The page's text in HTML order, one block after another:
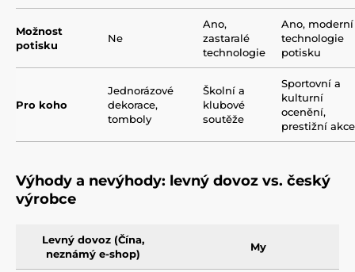
Možnost
potisku
Ne
Ano,
zastaralé
technologie
Ano, moderní
technologie
potisku
Pro koho
Jednorázové
dekorace,
tomboly
Školní a
klubové
soutěže
Sportovní a
kulturní
ocenění,
prestižní akce
Výhody a nevýhody: levný dovoz vs. český
výrobce
Levný dovoz (Čína,
neznámý e-shop)
My